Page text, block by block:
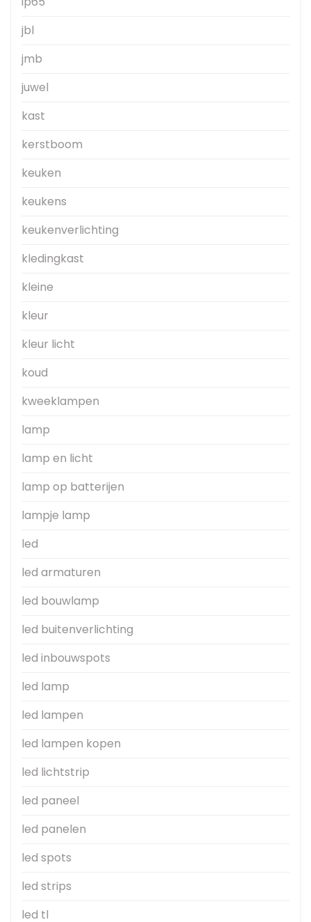
jbl
jmb
juwel
kast
kerstboom
keuken
keukens
keukenverlichting
kledingkast
kleine
kleur
kleur licht
koud
kweeklampen
lamp
lamp en licht
lamp op batterijen
lampje lamp
led
led armaturen
led bouwlamp
led buitenverlichting
led inbouwspots
led lamp
led lampen
led lampen kopen
led lichtstrip
led paneel
led panelen
led spots
led strips
led tl